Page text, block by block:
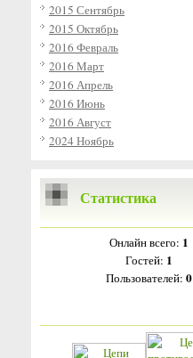
2015 Сентябрь
2015 Октябрь
2016 Февраль
2016 Март
2016 Апрель
2016 Июнь
2016 Август
2024 Ноябрь
Статистика
Онлайн всего: 1
Гостей: 1
Пользователей: 0